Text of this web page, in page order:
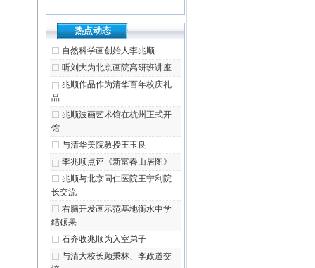
热点动态
自然科学画创始人李兆顺
听刘大为北京画院高研班讲座
兆顺作品作为清华百年校庆礼
品
兆顺波画艺术馆在杭州正式开
馆
与清华美院教授王玉良
李兆顺点评《新富春山居图》
兆顺与北京同仁医院王宁利院
长交流
右脑开发画示范基地衡水中学
结硕果
石齐收兆顺为入室弟子
与清大校长顾秉林、李政道交